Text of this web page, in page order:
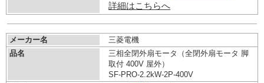
詳細はこちらへ
メーカー名
三菱電機
品名
三相全閉外扇モータ（全閉外扇モータ 脚
取付 400V 屋外）
SF-PRO-2.2kW-2P-400V